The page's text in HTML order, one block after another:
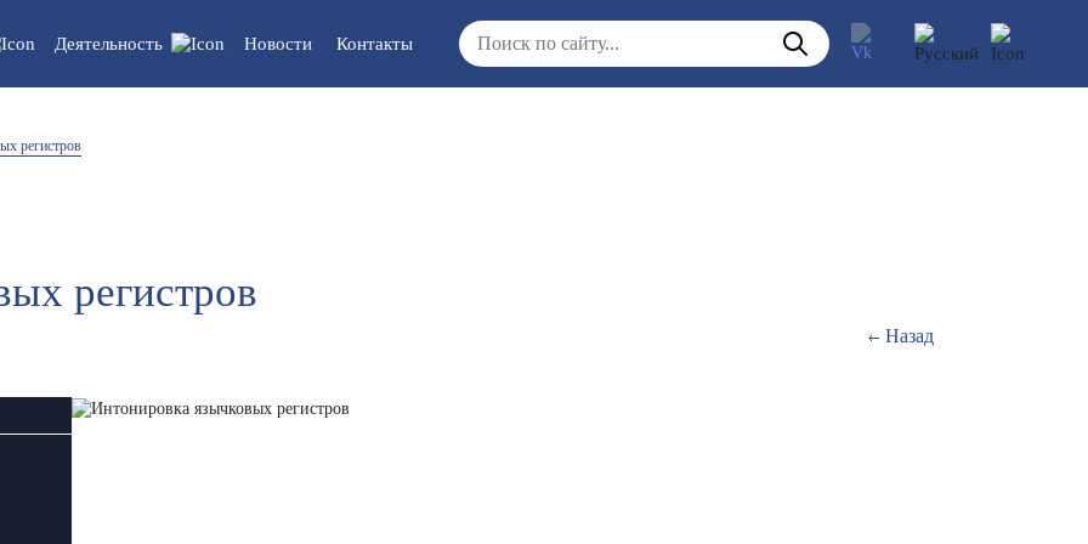
Деятельность Новости Контакты
регистров
регистров
Назад